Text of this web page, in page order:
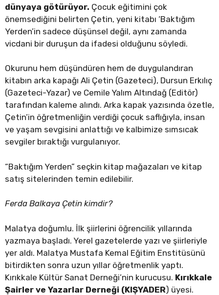
dünyaya götürüyor. Çocuk eğitimini çok
önemsediğini belirten Çetin, yeni kitabı ‘Baktığım
Yerden’in sadece düşünsel değil, aynı zamanda
vicdani bir duruşun da ifadesi olduğunu söyledi.
Okurunu hem düşündüren hem de duygulandıran
kitabın arka kapağı Ali Çetin (Gazeteci), Dursun Erkılıç
(Gazeteci-Yazar) ve Cemile Yalım Altındağ (Editör)
tarafından kaleme alındı. Arka kapak yazısında özetle,
Çetin’in öğretmenliğin verdiği çocuk saflığıyla, insan
ve yaşam sevgisini anlattığı ve kalbimize sımsıcak
sevgiler bıraktığı vurgulanıyor.
“Baktığım Yerden” seçkin kitap mağazaları ve kitap
satış sitelerinden temin edilebilir.
Ferda Balkaya Çetin kimdir?
Malatya doğumlu. İlk şiirlerini öğrencilik yıllarında
yazmaya başladı. Yerel gazetelerde yazı ve şiirleriyle
yer aldı. Malatya Mustafa Kemal Eğitim Enstitüsünü
bitirdikten sonra uzun yıllar öğretmenlik yaptı.
Kırıkkale Kültür Sanat Derneği’nin kurucusu. Kırıkkale
Şairler ve Yazarlar Derneği (KIŞYADER) üyesi.